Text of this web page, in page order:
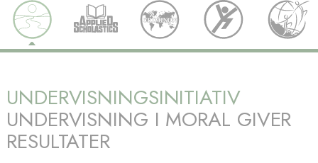
UNDERVISNINGSINITIATIV
UNDERVISNING I MORAL GIVER
RESULTATER